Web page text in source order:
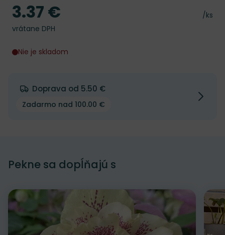
Cena
/ks
Cena
3.37 €
vrátane DPH
Nie je skladom
Doprava od 5.50 €
Zadarmo nad 100.00 €
Pekne sa dopĺňajú s